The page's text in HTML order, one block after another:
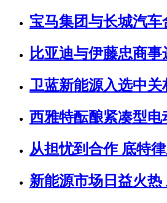
宝马集团与长城汽
比亚迪与伊藤忠商
卫蓝新能源入选中关
西雅特酝酿紧凑型电
从担忧到合作 底特
新能源市场日益火热